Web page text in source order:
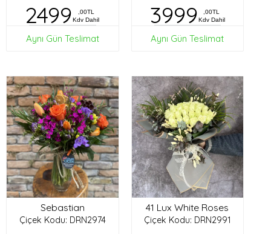
2499
,00TL
Kdv Dahil
Aynı Gün Teslimat
3999
,00TL
Kdv Dahil
Aynı Gün Teslimat
Sebastian
Çiçek Kodu: DRN2974
41 Lux White Roses
Çiçek Kodu: DRN2991